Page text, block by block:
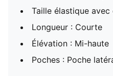
Taille élastique avec
Longueur : Courte
Élévation : Mi-haute
Poches : Poche